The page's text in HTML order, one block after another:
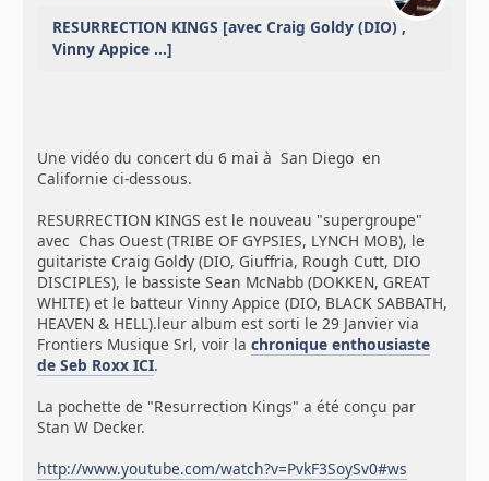
RESURRECTION KINGS [avec Craig Goldy (DIO) ,
Vinny Appice ...]
Une vidéo du concert du 6 mai à San Diego en
Californie ci-dessous.
RESURRECTION KINGS est le nouveau "supergroupe"
avec Chas Ouest (TRIBE OF GYPSIES, LYNCH MOB), le
guitariste Craig Goldy (DIO, Giuffria, Rough Cutt, DIO
DISCIPLES), le bassiste Sean McNabb (DOKKEN, GREAT
WHITE) et le batteur Vinny Appice (DIO, BLACK SABBATH,
HEAVEN & HELL).leur album est sorti le 29 Janvier via
Frontiers Musique Srl, voir lachronique enthousiaste
de Seb Roxx ICI.
La pochette de "Resurrection Kings" a été conçu par
Stan W Decker.
http://www.youtube.com/watch?v=PvkF3SoySv0#ws